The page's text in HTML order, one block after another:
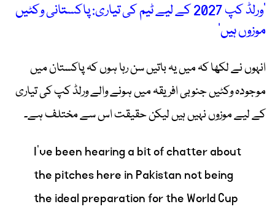
’ورلڈ کپ 2027 کے لیے ٹیم کی تیاری: پاکستانی وکٹیں
موزوں ہیں‘
انہوں نے لکھا کہ میں یہ باتیں سن رہا ہوں کہ پاکستان میں
موجودہ وکٹیں جنوبی افریقہ میں ہونے والے ورلڈ کپ کی تیاری
کے لیے موزوں نہیں ہیں لیکن حقیقت اس سے مختلف ہے۔
I've been hearing a bit of chatter about
the pitches here in Pakistan not being
the ideal preparation for the World Cup